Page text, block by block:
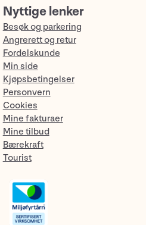
Nyttige lenker
Besøk og parkering
Angrerett og retur
Fordelskunde
Min side
Kjøpsbetingelser
Personvern
Cookies
Mine fakturaer
Mine tilbud
Bærekraft
Tourist